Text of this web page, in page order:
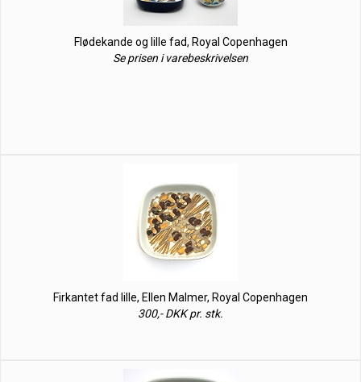
Flødekande og lille fad, Royal Copenhagen
Se prisen i varebeskrivelsen
Firkantet fad lille, Ellen Malmer, Royal Copenhagen
300,- DKK pr. stk.